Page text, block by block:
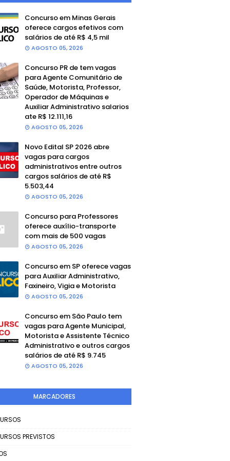
Concurso em Minas Gerais
oferece cargos efetivos com
salários de até R$ 4,5 mil
AGOSTO 05, 2026
Concurso PR de tem vagas
para Agente Comunitário de
Saúde, Motorista, Professor,
Operador de Máquinas e
Auxiliar Administrativo salarios
ate R$ 12.111,16
AGOSTO 05, 2026
Novo Edital SP 2026 abre
vagas para cargos
administrativos entre outros
cargos salários de até R$
5.503,44
AGOSTO 05, 2026
Concurso para Professores
oferece auxílio-transporte
com mais de 500 vagas
AGOSTO 05, 2026
Concurso em SP oferece vagas
para Auxiliar Administrativo,
Faxineiro, Vigia e Motorista
AGOSTO 05, 2026
Concurso em São Paulo tem
vagas para Agente Municipal,
Motorista e Assistente Técnico
Administrativo e outros cargos
salários de até R$ 9.745
AGOSTO 05, 2026
MARCADORES
PREVISTOS